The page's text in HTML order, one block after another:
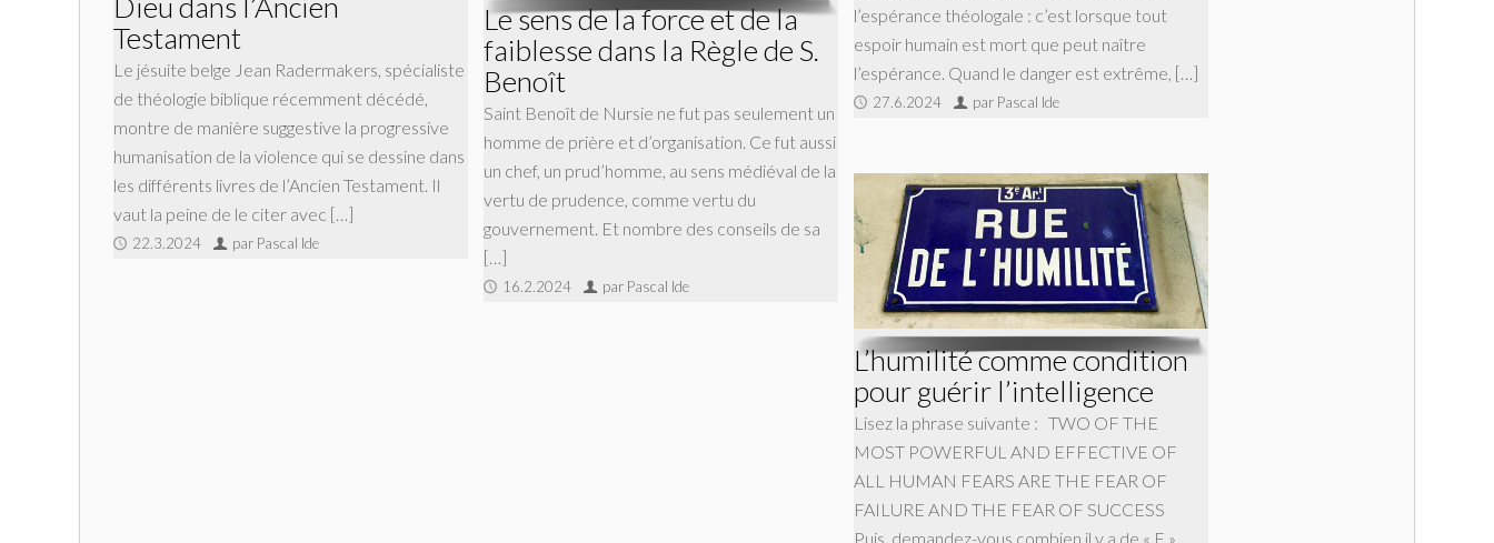
l’espérance théologale : c’est lorsque tout
espoir humain est mort que peut naître
l’espérance. Quand le danger est extrême, […]
27.6.2024 par Pascal Ide
Testament
Le jésuite belge Jean Radermakers, spécialiste
de théologie biblique récemment décédé,
montre de manière suggestive la progressive
humanisation de la violence qui se dessine dans
les différents livres de l’Ancien Testament. Il
vaut la peine de le citer avec […]
22.3.2024 par Pascal Ide
Le sens de la force et de la
faiblesse dans la Règle de S.
Benoît
Saint Benoît de Nursie ne fut pas seulement un
homme de prière et d’organisation. Ce fut aussi
un chef, un prud’homme, au sens médiéval de la
vertu de prudence, comme vertu du
gouvernement. Et nombre des conseils de sa
[…]
16.2.2024 par Pascal Ide
L’humilité comme condition
pour guérir l’intelligence
Lisez la phrase suivante : TWO OF THE
MOST POWERFUL AND EFFECTIVE OF
ALL HUMAN FEARS ARE THE FEAR OF
FAILURE AND THE FEAR OF SUCCESS
Puis, demandez-vous combien il y a de « F »